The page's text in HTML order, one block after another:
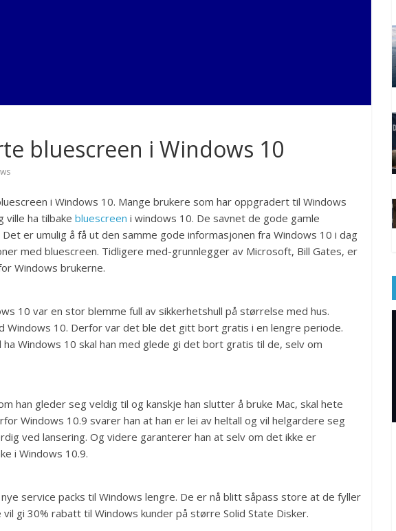
bluescreen i Windows 10
i Windows 10. Mange brukere som har oppgradert til Windows
ville ha tilbake bluescreen i windows 10. De savnet de gode gamle
er umulig å få ut den samme gode informasjonen fra Windows 10 i dag
med bluescreen. Tidligere med-grunnlegger av Microsoft, Bill Gates, er
Windows brukerne.
10 var en stor blemme full av sikkerhetshull på størrelse med hus.
Windows 10. Derfor var det ble det gitt bort gratis i en lengre periode.
Windows 10 skal han med glede gi det bort gratis til de, selv om
han gleder seg veldig til og kanskje han slutter å bruke Mac, skal hete
Windows 10.9 svarer han at han er lei av heltall og vil helgardere seg
ved lansering. Og videre garanterer han at selv om det ikke er
i Windows 10.9.
service packs til Windows lengre. De er nå blitt såpass store at de fyller
gi 30% rabatt til Windows kunder på større Solid State Disker.